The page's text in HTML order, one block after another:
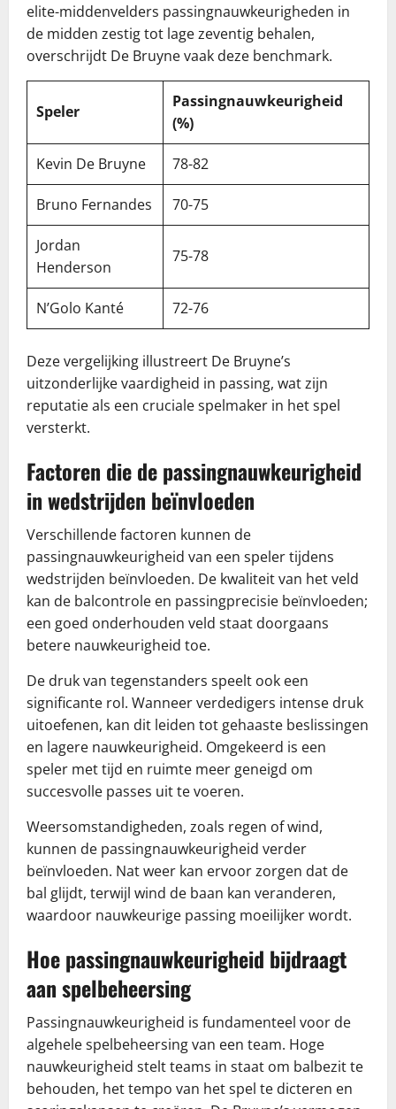
elite-middenvelders passingnauwkeurigheden in
de midden zestig tot lage zeventig behalen,
overschrijdt De Bruyne vaak deze benchmark.
Speler
Passingnauwkeurigheid
(%)
Kevin De Bruyne 78-82
Bruno Fernandes 70-75
Jordan
Henderson
75-78
N’Golo Kanté 72-76
Deze vergelijking illustreert De Bruyne’s
uitzonderlijke vaardigheid in passing, wat zijn
reputatie als een cruciale spelmaker in het spel
versterkt.
Factoren die de passingnauwkeurigheid
in wedstrijden beïnvloeden
Verschillende factoren kunnen de
passingnauwkeurigheid van een speler tijdens
wedstrijden beïnvloeden. De kwaliteit van het veld
kan de balcontrole en passingprecisie beïnvloeden;
een goed onderhouden veld staat doorgaans
betere nauwkeurigheid toe.
De druk van tegenstanders speelt ook een
significante rol. Wanneer verdedigers intense druk
uitoefenen, kan dit leiden tot gehaaste beslissingen
en lagere nauwkeurigheid. Omgekeerd is een
speler met tijd en ruimte meer geneigd om
succesvolle passes uit te voeren.
Weersomstandigheden, zoals regen of wind,
kunnen de passingnauwkeurigheid verder
beïnvloeden. Nat weer kan ervoor zorgen dat de
bal glijdt, terwijl wind de baan kan veranderen,
waardoor nauwkeurige passing moeilijker wordt.
Hoe passingnauwkeurigheid bijdraagt
aan spelbeheersing
Passingnauwkeurigheid is fundamenteel voor de
algehele spelbeheersing van een team. Hoge
nauwkeurigheid stelt teams in staat om balbezit te
behouden, het tempo van het spel te dicteren en